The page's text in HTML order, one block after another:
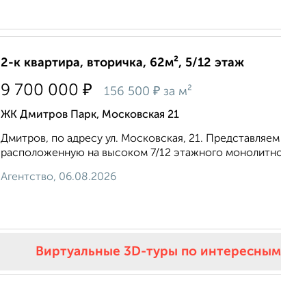
2-к квартира, вторичка, 62м², 5/12 этаж
9 700 000 ₽ 156 500 ₽ за м²
ЖК Дмитров Парк, Московская 21
Дмитров, по адресу ул. Московская, 21.
расположенную на высоком 7/12 этажного
Агентство, 06.08.2026
Виртуальные 3D-туры по